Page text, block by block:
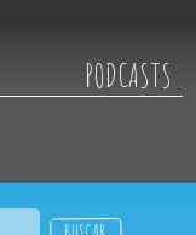
PODCASTS